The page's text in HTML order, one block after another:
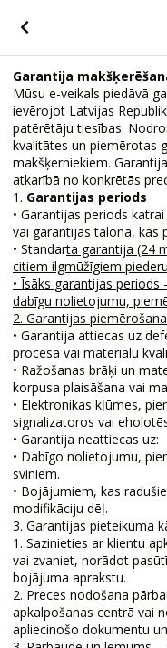
Garantija
Mūsu e-veikals piedāvā
ievērojot Latvijas
patērētāju tiesības.
kvalitātes un piemērotas
makšķerniekiem.
atkarībā no konkrētās
1. Garantijas periods
• Garantijas periods
vai garantijas talonā, kas
• Standarta garantija (24
citiem ilgmūžīgiem
• Īsāks garantijas
dabīgu nolietojumu,
2. Garantijas
• Garantija attiecas uz
procesā vai materiālu
• Ražošanas brāķi un
korpusa plaisāšana vai
• Elektronikas kļūmes,
signalizatoros vai
• Garantija neattiecas uz:
• Dabīgo nolietojumu,
sviniem.
• Bojājumiem, kas
modifikāciju dēļ.
3. Garantijas pieteikuma
1. Sazinieties ar klientu
vai zvaniet, norādot
bojājuma aprakstu.
2. Preces nodošana
apkalpošanas centrā vai
apliecinošo dokumentu